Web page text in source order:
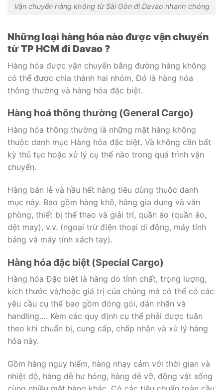
Vận chuyển hàng không từ Sài Gòn đi Davao nhanh chóng
Những loại hàng hóa nào được vận chuyển
từ TP HCM đi Davao ?
Hàng hóa được vận chuyển bằng đường hàng không
có thể được chia thành hai nhóm. Đó là hàng hóa
thông thường và hàng hóa đặc biệt.
Hàng hoá thông thường (General Cargo)
Hàng hóa thông thường là những mặt hàng không
thuộc danh mục Hàng hóa đặc biệt. Và không cần bất
kỳ thủ tục hoặc xử lý cụ thể nào trong quá trình vận
chuyển.
Hàng bán lẻ và hầu hết hàng tiêu dùng thuộc danh
mục này. Bao gồm hàng khô, hàng gia dụng và văn
phòng, thiết bị thể thao và giải trí, quần áo (quần áo,
dệt may), v.v. (ngoại trừ điện thoại di động, máy tính
bảng và máy tính xách tay).
Hàng hóa đặc biệt (Special Cargo)
Hàng hóa Đặc biệt là hàng do tính chất, trọng lượng,
kích thước và/hoặc giá trị của chúng mà có thể có các
yêu cầu cụ thể bao gồm đóng gói, dán nhãn và
handling…. Kèm các quy định cụ thể phải được tuân
theo khi chuẩn bị, cung cấp, chấp nhận và xử lý hàng
hóa này.
Gồm hàng nguy hiểm, hàng nhạy cảm với thời gian và
nhiệt độ, hàng dễ hư hỏng, hàng dễ vỡ, động vật sống